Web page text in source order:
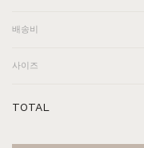
배송비
사이즈
TOTAL